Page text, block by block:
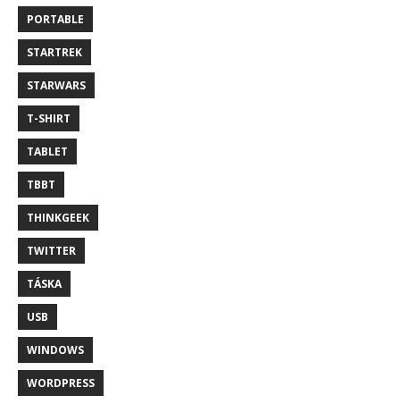
PORTABLE
STARTREK
STARWARS
T-SHIRT
TABLET
TBBT
THINKGEEK
TWITTER
TÁSKA
USB
WINDOWS
WORDPRESS